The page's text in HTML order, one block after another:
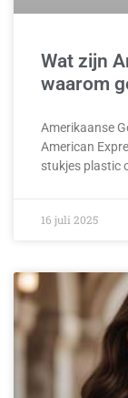
Wat zijn
waarom
Amerikaanse
American
stukjes plastic
16 juli 2025